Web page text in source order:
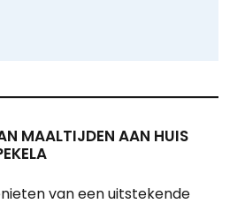
MAALTIJDEN AAN HUIS
van een uitstekende